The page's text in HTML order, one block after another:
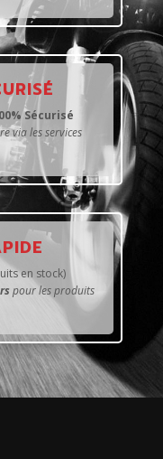
Sécurisé
via les services
en stock)
pour les produits